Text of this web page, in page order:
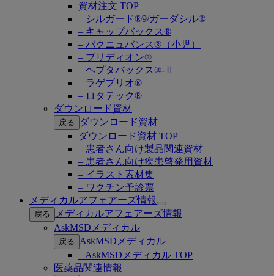
資材注文 TOP
– シルガード®9/ガーダシル®
– キャップバックス®
– バクニュバンス®（小児）
– ブリディオン®
– ヘプタバックス®-Ⅱ
– ラゲブリオ®
– ロタテック®
ダウンロード資材
戻る
ダウンロード資材
ダウンロード資材 TOP
– 患者さん向け製品関連資材
– 患者さん向け疾患啓発用資材
– イラスト素材集
– ワクチン予診票
メディカルアフェアーズ情報
Open
submenu
戻る
メディカルアフェアーズ情報
AskMSDメディカル
戻る
AskMSDメディカル
– AskMSDメディカル TOP
医薬品関連情報